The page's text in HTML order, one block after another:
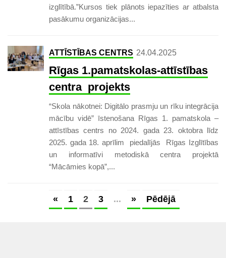
izglītībā.”Kursos tiek plānots iepazīties ar atbalsta
pasākumu organizācijas...
ATTĪSTĪBAS CENTRS 24.04.2025
Rīgas 1.pamatskolas-attīstības
centra projekts
“Skola nākotnei: Digitālo prasmju un rīku integrācija
mācību vidē” īstenošana Rīgas 1. pamatskola –
attīstības centrs no 2024. gada 23. oktobra līdz
2025. gada 18. aprīlim piedalījās Rīgas Izglītības
un informatīvi metodiskā centra projektā
“Mācāmies kopā”,...
« 1 2 3 ... » Pēdējā